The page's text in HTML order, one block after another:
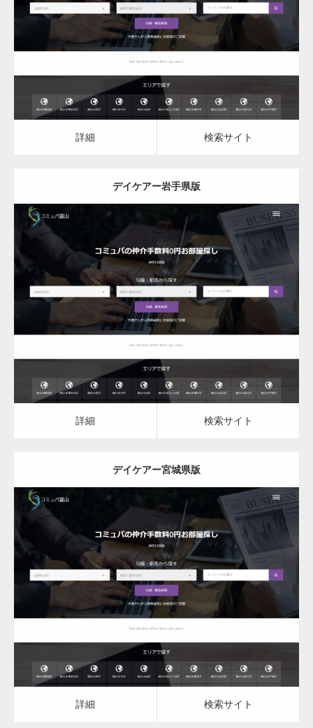
デイケア
詳細 検索サイト
詳細 検索サイト
デイケアー岩手県版
更新日： 2023.03.09
デイケア
詳細 検索サイト
詳細 検索サイト
デイケアー宮城県版
更新日： 2023.03.09
デイケア
詳細 検索サイト
詳細 検索サイト